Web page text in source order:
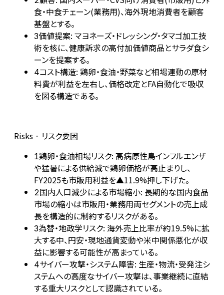
食・中食チェーン(業務用)、海外現地消費者を顧客
基盤とする。
3価値提案: マヨネーズ・ドレッシング・タマゴ加工技
術を核に、健康訴求の高付加価値商品とサラダ食シ
ーンを提案する。
4コスト構造: 鶏卵・食油・野菜など相場連動の原材
料費が利益を左右し、価格改定とFA自動化で吸収
を図る構造である。
Risks · リスク要因
1鶏卵・食油相場リスク: 高病原性鳥インフルエンザ
や猛暑による供給減で鶏卵価格が高止まりし、
FY2025も市販用利益を▲11.9%押し下げた。
2国内人口減少による市場縮小: 長期的な国内食品
市場の縮小は市販用・業務用両セグメントの売上成
長を構造的に制約するリスクがある。
3為替・地政学リスク: 海外売上比率が約19.5%に拡
大する中、円安・現地通貨変動や米中関係悪化が収
益に影響する可能性が高まっている。
4サイバー攻撃・システム障害: 生産・物流・受発注シ
ステムへの高度なサイバー攻撃は、事業継続に直結
する重大リスクとして認識されている。